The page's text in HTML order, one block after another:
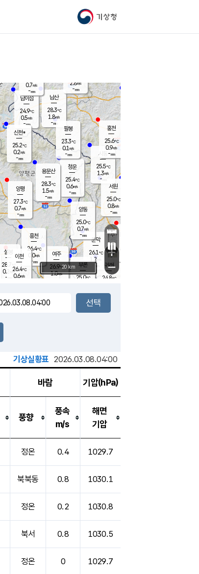
기상청
문막
26.1℃
1.2m/s
mm
남이섬
24.9℃
0.5m/s
-mm
부론
25.0℃
남산
28.3℃
1.8m/s
-mm
청운
25.4℃
0.6m/s
-mm
팔봉
23.3℃
0.1 m/s
-mm
여주
26.9℃
1.0m/s
양동
25.0℃
0.7m/s
-mm
장호원
0.7m/s
-mm
신천*
25.2℃
0.2m/s
-mm
흥천
26.4℃
0.0m/s
-mm
설봉
28.7
0.2 m/s
- mm
시동
25.5℃
1.3m/s
- mm
귀래
24.8℃
서원
25.0℃
0.8m/s
-mm
용문산
28.3℃
1.5m/s
-mm
홍천
25.6℃
0.9m/s
-mm
이천
26.4℃
0.6m/s
양평
27.3℃
0.7m/s
-mm
2.8m/s
-mm
+
−
20 km
기상실황표 2026.03.08.04:00
바람 기압(hPa)
풍향
풍속
m/s
해면
기압
정온 0.4 1029.7
북북동 0.8 1030.1
정온 0.2 1030.8
북서 0.8 1030.5
정온 0 1029.7